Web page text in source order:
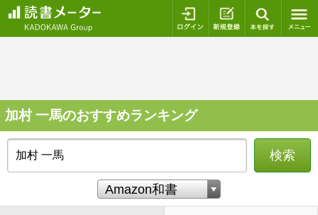
ログイン 新規登録
加村 一馬のおすすめランキング
検索